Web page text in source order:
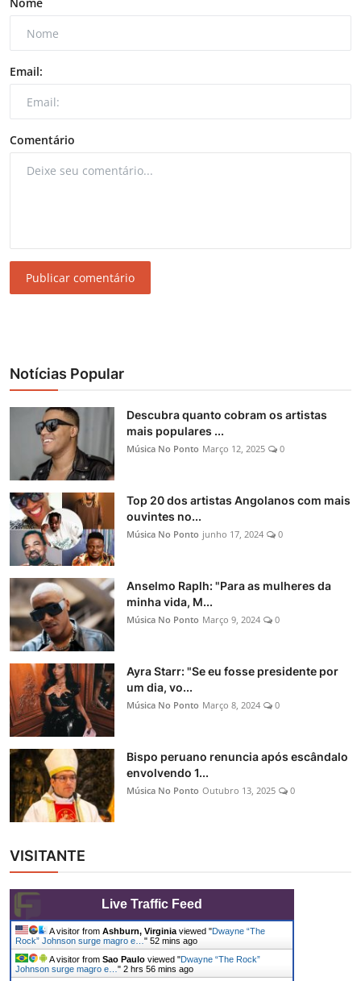
Nome
Email:
Comentário
Publicar comentário
Notícias Popular
Descubra quanto cobram os artistas
mais populares ...
Música No Ponto Março 12, 2025 0
Top 20 dos artistas Angolanos com mais
ouvintes no...
Música No Ponto junho 17, 2024 0
Anselmo Raplh: "Para as mulheres da
minha vida, M...
Música No Ponto Março 9, 2024 0
Ayra Starr: "Se eu fosse presidente por
um dia, vo...
Música No Ponto Março 8, 2024 0
Bispo peruano renuncia após escândalo
envolvendo 1...
Música No Ponto Outubro 13, 2025 0
VISITANTE
Live Traffic Feed
A visitor from Ashburn, Virginia viewed "Dwayne “The
Rock” Johnson surge magro e… " 52 mins ago
A visitor from Sao Paulo viewed "Dwayne “The Rock”
Johnson surge magro e… " 2 hrs 56 mins ago